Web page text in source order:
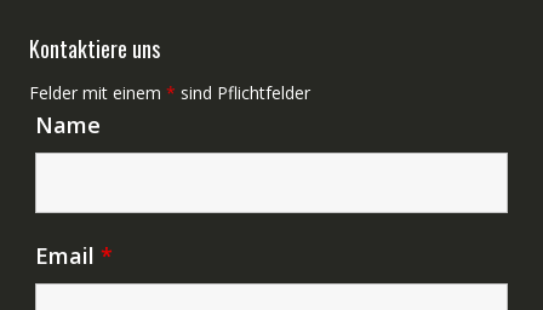
Kontaktiere uns
Felder mit einem * sind Pflichtfelder
Name
Email *